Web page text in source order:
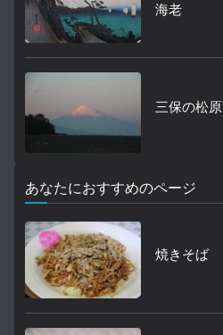
海老
三保の松原
あなたにおすすめのページ
焼きそば